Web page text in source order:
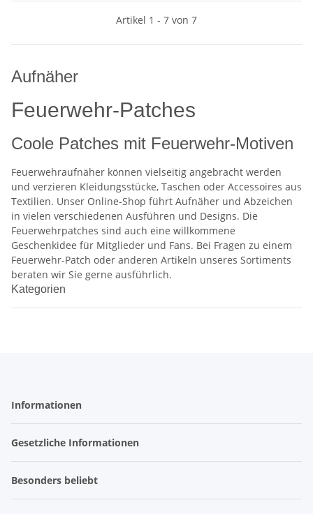
Artikel 1 - 7 von 7
Aufnäher
Feuerwehr-Patches
Coole Patches mit Feuerwehr-Motiven
Feuerwehraufnäher können vielseitig angebracht werden
und verzieren Kleidungsstücke, Taschen oder Accessoires aus
Textilien. Unser Online-Shop führt Aufnäher und Abzeichen
in vielen verschiedenen Ausführen und Designs. Die
Feuerwehrpatches sind auch eine willkommene
Geschenkidee für Mitglieder und Fans. Bei Fragen zu einem
Feuerwehr-Patch oder anderen Artikeln unseres Sortiments
beraten wir Sie gerne ausführlich.
Kategorien
Informationen
Gesetzliche Informationen
Besonders beliebt